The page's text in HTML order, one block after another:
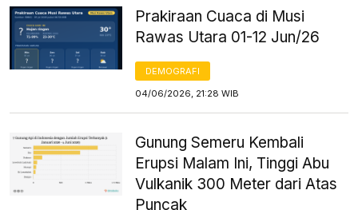
Prakiraan Cuaca di Musi
Rawas Utara 01-12 Jun/26
DEMOGRAFI
04/06/2026, 21:28 WIB
Gunung Semeru Kembali
Erupsi Malam Ini, Tinggi Abu
Vulkanik 300 Meter dari Atas
Puncak